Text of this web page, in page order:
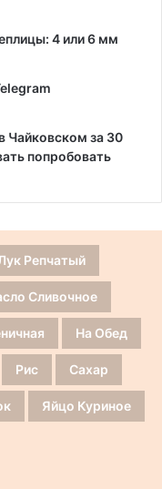
4 или 6 мм
Чайковском за 30
попробовать
Репчатый
Сливочное
На Обед
Рис Сахар
Яйцо Куриное